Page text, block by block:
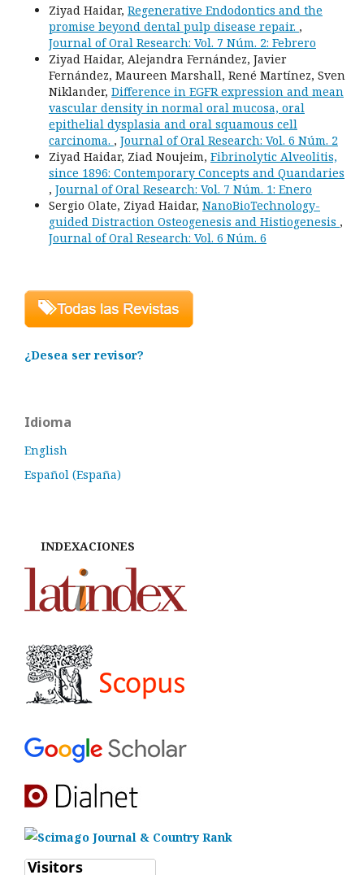
Ziyad Haidar, Regenerative Endodontics and the
promise beyond dental pulp disease repair. ,
Journal of Oral Research: Vol. 7 Núm. 2: Febrero
Ziyad Haidar, Alejandra Fernández, Javier
Fernández, Maureen Marshall, René Martínez, Sven
Niklander, Difference in EGFR expression and mean
vascular density in normal oral mucosa, oral
epithelial dysplasia and oral squamous cell
carcinoma. , Journal of Oral Research: Vol. 6 Núm. 2
Ziyad Haidar, Ziad Noujeim, Fibrinolytic Alveolitis,
since 1896: Contemporary Concepts and Quandaries
, Journal of Oral Research: Vol. 7 Núm. 1: Enero
Sergio Olate, Ziyad Haidar, NanoBioTechnology-
guided Distraction Osteogenesis and Histiogenesis ,
Journal of Oral Research: Vol. 6 Núm. 6
¿Desea ser revisor?
Idioma
English
Español (España)
INDEXACIONES